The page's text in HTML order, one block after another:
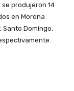
produjeron 14
en Morona
Santo Domingo,